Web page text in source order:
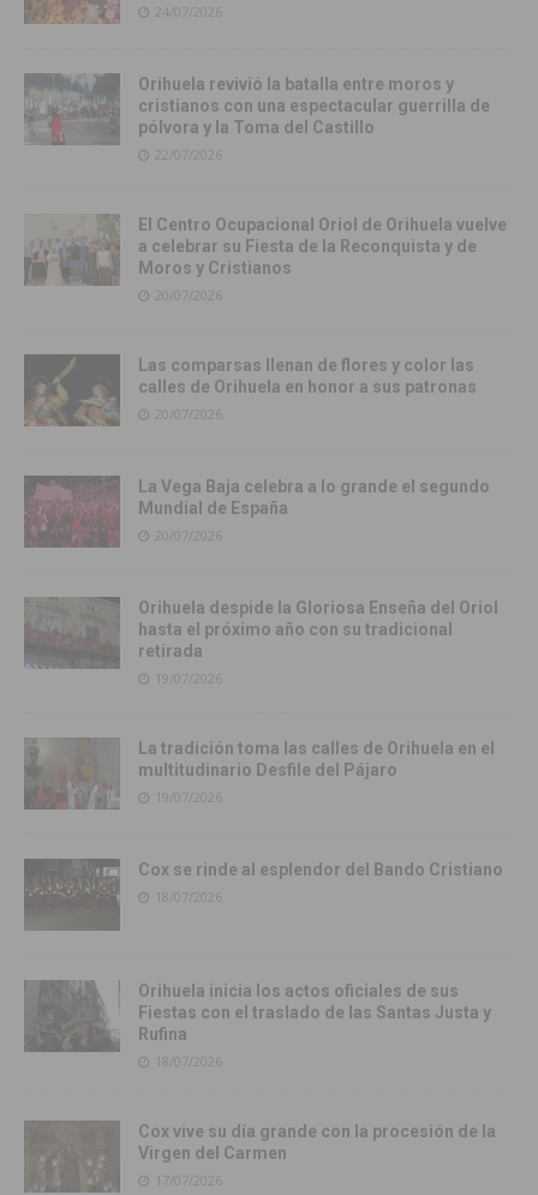
24/07/2026
Orihuela revivió la batalla entre moros y
cristianos con una espectacular guerrilla de
pólvora y la Toma del Castillo
22/07/2026
El Centro Ocupacional Oriol de Orihuela vuelve
a celebrar su Fiesta de la Reconquista y de
Moros y Cristianos
20/07/2026
Las comparsas llenan de flores y color las
calles de Orihuela en honor a sus patronas
20/07/2026
La Vega Baja celebra a lo grande el segundo
Mundial de España
20/07/2026
Orihuela despide la Gloriosa Enseña del Oriol
hasta el próximo año con su tradicional
retirada
19/07/2026
La tradición toma las calles de Orihuela en el
multitudinario Desfile del Pájaro
19/07/2026
Cox se rinde al esplendor del Bando Cristiano
18/07/2026
Orihuela inicia los actos oficiales de sus
Fiestas con el traslado de las Santas Justa y
Rufina
18/07/2026
Cox vive su día grande con la procesión de la
Virgen del Carmen
17/07/2026